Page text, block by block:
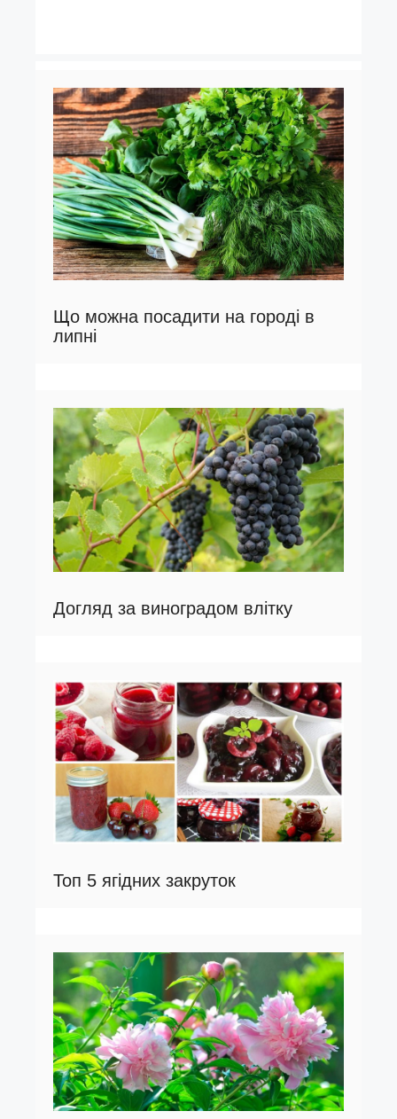
Що можна посадити на городі в
липні
Догляд за виноградом влітку
Топ 5 ягідних закруток